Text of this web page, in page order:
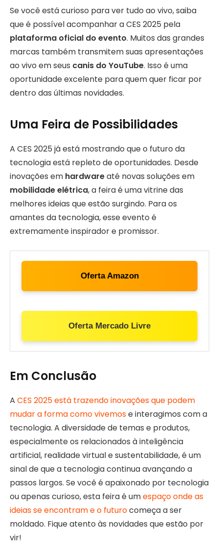
Se você está curioso para ver tudo ao vivo, saiba
que é possível acompanhar a CES 2025 pela
plataforma oficial do evento. Muitos das grandes
marcas também transmitem suas apresentações
ao vivo em seus canis do YouTube. Isso é uma
oportunidade excelente para quem quer ficar por
dentro das últimas novidades.
Uma Feira de Possibilidades
A CES 2025 já está mostrando que o futuro da
tecnologia está repleto de oportunidades. Desde
inovações em hardwareaté novas soluções em
mobilidade elétrica, a feira é uma vitrine das
melhores ideias que estão surgindo. Para os
amantes da tecnologia, esse evento é
extremamente inspirador e promissor.
Oferta Amazon
Oferta Mercado Livre
Em Conclusão
A CES 2025 está trazendo inovações que podem
mudar a forma como vivemose interagimos com a
tecnologia. A diversidade de temas e produtos,
especialmente os relacionados à inteligência
artificial, realidade virtual e sustentabilidade, é um
sinal de que a tecnologia continua avançando a
passos largos. Se você é apaixonado por tecnologia
ou apenas curioso, esta feira é umespaço onde as
ideias se encontram e o futurocomeça a ser
moldado. Fique atento às novidades que estão por
vir!